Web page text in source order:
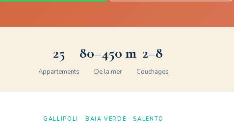
25
Appartements
80–450 m
De la mer
2–8
Couchages
GALLIPOLI · BAIA VERDE · SALENTO